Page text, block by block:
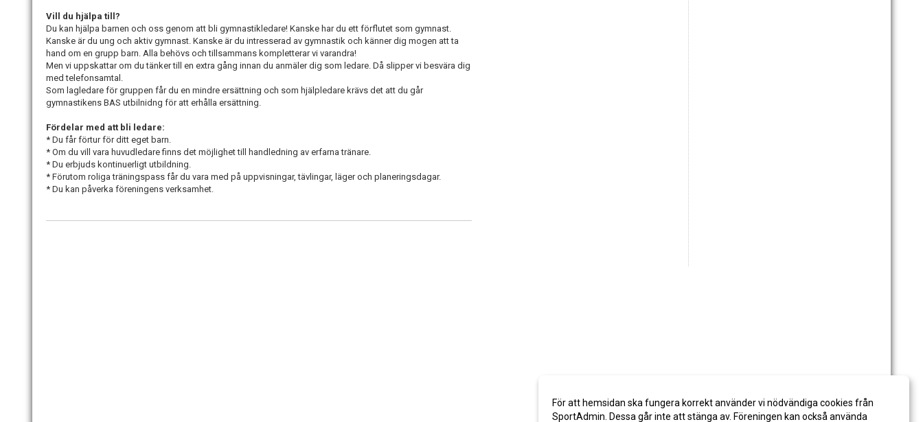
Vill du hjälpa till?
Du kan hjälpa barnen och oss genom att bli gymnastikledare! Kanske har du ett förflutet som gymnast.
Kanske är du ung och aktiv gymnast. Kanske är du intresserad av gymnastik och känner dig mogen att ta
hand om en grupp barn. Alla behövs och tillsammans kompletterar vi varandra!
Men vi uppskattar om du tänker till en extra gång innan du anmäler dig som ledare. Då slipper vi besvära dig
med telefonsamtal.
Som lagledare för gruppen får du en mindre ersättning och som hjälpledare krävs det att du går
gymnastikens BAS utbilnidng för att erhålla ersättning.
Fördelar med att bli ledare:
* Du får förtur för ditt eget barn.
* Om du vill vara huvudledare finns det möjlighet till handledning av erfarna tränare.
* Du erbjuds kontinuerligt utbildning.
* Förutom roliga träningspass får du vara med på uppvisningar, tävlingar, läger och planeringsdagar.
* Du kan påverka föreningens verksamhet.
För att hemsidan ska fungera korrekt använder vi nödvändiga cookies från
SportAdmin. Dessa går inte att stänga av. Föreningen kan också använda